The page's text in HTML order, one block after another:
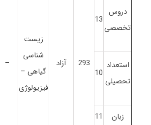
دروس
تخصصی
13
293 آزاد
زیست
شناسی
گیاهی –
فیزیولوژی
–
استعداد
تحصیلی
10
زبان 11